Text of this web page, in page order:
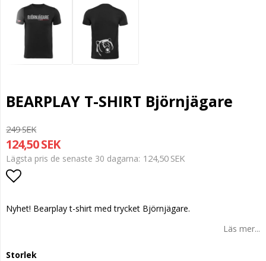
BEARPLAY T-SHIRT Björnjägare
249 SEK
124,50 SEK
Lägsta pris de senaste 30 dagarna 124,50 SEK
Nyhet! Bearplay t-shirt med trycket Björnjägare.
Läs mer...
Storlek